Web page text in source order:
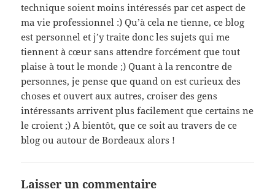
technique soient moins intéressés par cet aspect de
ma vie professionnel :) Qu’à cela ne tienne, ce blog
est personnel et j’y traite donc les sujets qui me
tiennent à cœur sans attendre forcément que tout
plaise à tout le monde ;) Quant à la rencontre de
personnes, je pense que quand on est curieux des
choses et ouvert aux autres, croiser des gens
intéressants arrivent plus facilement que certains ne
le croient ;) A bientôt, que ce soit au travers de ce
blog ou autour de Bordeaux alors !
Laisser un commentaire